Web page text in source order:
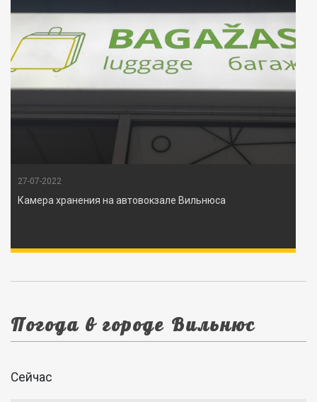
27-07-2022
Камера хранения на автовокзале Вильнюса
Погода в городе Вильнюс
Сейчас